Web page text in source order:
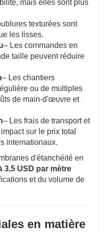
mais elles sont plus
texturées sont
les lisses.
– Les commandes en
taille peuvent réduire
– Les chantiers
ou de multiples
de main-d'œuvre et
– Les frais de transport et
sur le prix total
internationaux.
d'étanchéité en
3,5 USD par mètre
et du volume de
en matière